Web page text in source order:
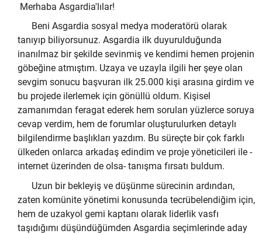
Merhaba Asgardia'lılar!
Beni Asgardia sosyal medya moderatörü olarak
tanıyıp biliyorsunuz. Asgardia ilk duyurulduğunda
inanılmaz bir şekilde sevinmiş ve kendimi hemen projenin
göbeğine atmıştım. Uzaya ve uzayla ilgili her şeye olan
sevgim sonucu başvuran ilk 25.000 kişi arasına girdim ve
bu projede ilerlemek için gönüllü oldum. Kişisel
zamanımdan feragat ederek hem sorulan yüzlerce soruya
cevap verdim, hem de forumlar oluşturulurken detaylı
bilgilendirme başlıkları yazdım. Bu süreçte bir çok farklı
ülkeden onlarca arkadaş edindim ve proje yöneticileri ile -
internet üzerinden de olsa- tanışma fırsatı buldum.
Uzun bir bekleyiş ve düşünme sürecinin ardından,
zaten komünite yönetimi konusunda tecrübelendiğim için,
hem de uzakyol gemi kaptanı olarak liderlik vasfı
taşıdığımı düşündüğümden Asgardia seçimlerinde aday